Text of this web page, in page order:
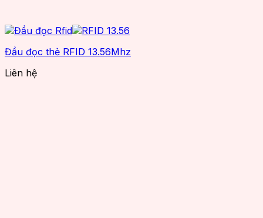
Đầu đọc thẻ RFID 13.56Mhz
Liên hệ